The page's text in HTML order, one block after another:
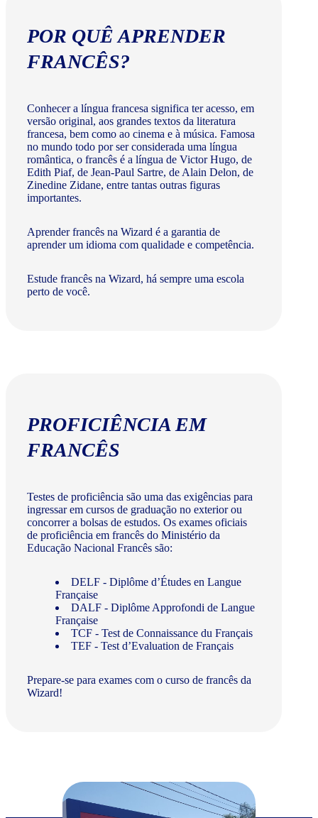
POR QUÊ APRENDER
FRANCÊS?
Conhecer a língua francesa significa ter acesso, em
versão original, aos grandes textos da literatura
francesa, bem como ao cinema e à música. Famosa
no mundo todo por ser considerada uma língua
romântica, o francês é a língua de Victor Hugo, de
Edith Piaf, de Jean-Paul Sartre, de Alain Delon, de
Zinedine Zidane, entre tantas outras figuras
importantes.
Aprender francês na Wizard é a garantia de
aprender um idioma com qualidade e competência.
Estude francês na Wizard, há sempre uma escola
perto de você.
PROFICIÊNCIA EM
FRANCÊS
Testes de proficiência são uma das exigências para
ingressar em cursos de graduação no exterior ou
concorrer a bolsas de estudos. Os exames oficiais
de proficiência em francês do Ministério da
Educação Nacional Francês são:
DELF - Diplôme d’Études en Langue
Française
DALF - Diplôme Approfondi de Langue
Française
TCF - Test de Connaissance du Français
TEF - Test d’Evaluation de Français
Prepare-se para exames com o curso de francês da
Wizard!